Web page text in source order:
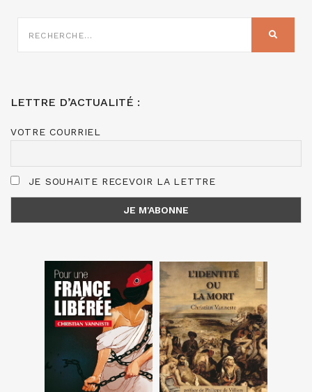
SUR
LETTRE D’ACTUALITÉ :
VOTRE COURRIEL
JE SOUHAITE RECEVOIR LA LETTRE